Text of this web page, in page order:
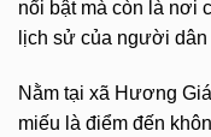
nổi bật mà còn là nơi
lịch sử của người dân
Nằm tại xã Hương
miếu là điểm đến